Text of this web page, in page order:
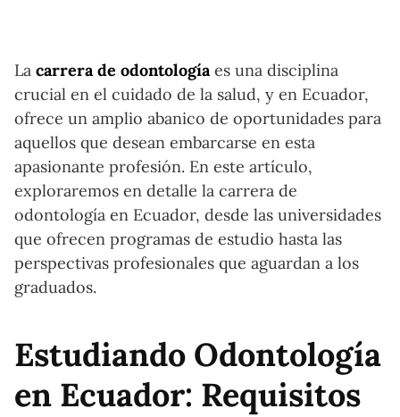
La carrera de odontologíaes una disciplina
crucial en el cuidado de la salud, y en Ecuador,
ofrece un amplio abanico de oportunidades para
aquellos que desean embarcarse en esta
apasionante profesión. En este artículo,
exploraremos en detalle la carrera de
odontología en Ecuador, desde las universidades
que ofrecen programas de estudio hasta las
perspectivas profesionales que aguardan a los
graduados.
Estudiando Odontología
en Ecuador: Requisitos